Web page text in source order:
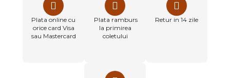
Plata online cu
orice card Visa
sau Mastercard
Plata ramburs
la primirea
coletului
Retur in 14 zile